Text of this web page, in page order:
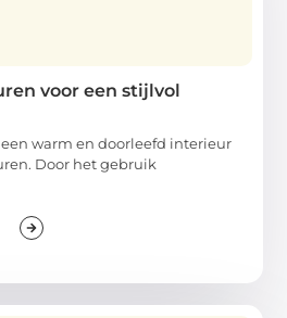
voor een stijlvol
warm en doorleefd interieur
Door het gebruik